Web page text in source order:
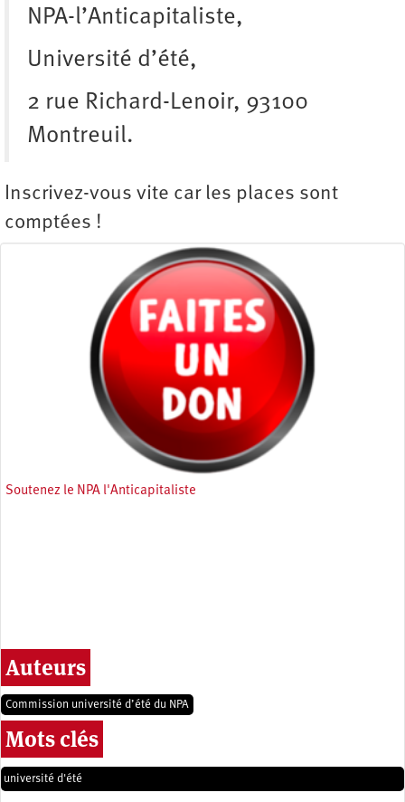
NPA-l’Anticapitaliste,
Université d’été,
2 rue Richard-Lenoir, 93100
Montreuil.
Inscrivez-vous vite car les places sont
comptées !
Soutenez le NPA l'Anticapitaliste
Auteurs
Commission université d’été du NPA
Mots clés
université d'été